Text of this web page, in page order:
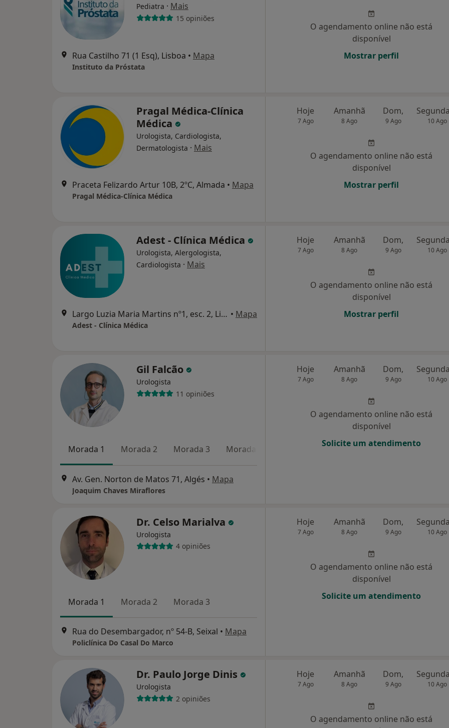
Pediatra · Mais
15 opiniões
Rua Castilho 71 (1 Esq), Lisboa • Mapa
Instituto da Próstata
O agendamento online não está
disponível
Mostrar perfil
Pragal Médica-Clínica
Médica
Urologista, Cardiologista,
Dermatologista · Mais
Praceta Felizardo Artur 10B, 2ºC, Almada • Mapa
Pragal Médica-Clínica Médica
Hoje
7 Ago
Amanhã
8 Ago
Dom,
9 Ago 10 Ago
O agendamento online não está
disponível
Mostrar perfil
Adest - Clínica Médica
Urologista, Alergologista,
Cardiologista · Mais
Largo Luzia Maria Martins nº1, esc. 2, Lisboa • Mapa
Adest - Clínica Médica
Hoje
7 Ago
Amanhã
8 Ago
Dom,
9 Ago 10 Ago
O agendamento online não está
disponível
Mostrar perfil
Gil Falcão
Urologista
11 opiniões
Morada 1 Morada 2 Morada 3 Morada 4
Av. Gen. Norton de Matos 71, Algés • Mapa
Joaquim Chaves Miraflores
Hoje
7 Ago
Amanhã
8 Ago
Dom,
9 Ago 10 Ago
O agendamento online não está
disponível
Solicite um atendimento
Dr. Celso Marialva
Urologista
4 opiniões
Morada 1 Morada 2 Morada 3
Rua do Desembargador, nº 54-B, Seixal • Mapa
Policlínica Do Casal Do Marco
Hoje
7 Ago
Amanhã
8 Ago
Dom,
9 Ago 10 Ago
O agendamento online não está
disponível
Solicite um atendimento
Dr. Paulo Jorge Dinis
Urologista
2 opiniões
Hoje
7 Ago
Amanhã
8 Ago
Dom,
9 Ago 10 Ago
O agendamento online não está